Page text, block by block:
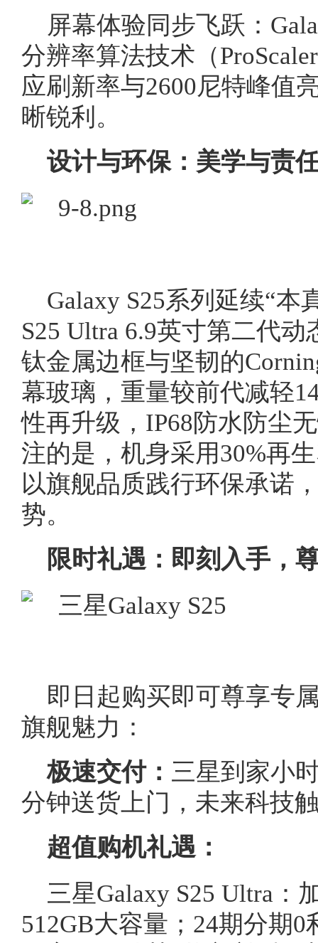
屏幕体验同步飞跃：
分辨率算法技术（
应刷新率与2600尼特峰值
晰锐利。
设计与环保：美学与责
Galaxy S25系列延续“本
S25 Ultra 6.9英寸第二代
钛金属边框与坚韧的
幕玻璃，重量较前代减轻
性再升级，IP68防水防尘
注的是，机身采用30%再
以旗舰品质践行环保承诺
势。
限时礼遇：即刻入手，
即日起购买即可尊享专
旗舰魅力：
极速交付： 三星到家小
分钟送货上门，未来科技
超值购机礼遇：
三星Galaxy S25 Ultra：
512GB大容量；24期分期